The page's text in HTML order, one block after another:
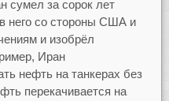
сумел за сорок лет
него со стороны США и
и изобрёл
Иран
нефть на танкерах без
перекачивается на